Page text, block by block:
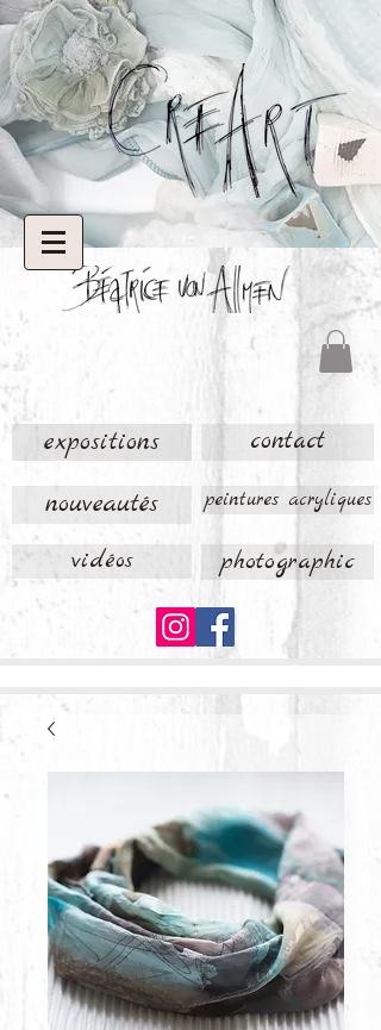
expositions contact
nouveautés peintures acryliques
vidéos photographic